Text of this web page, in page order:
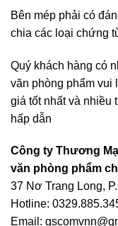
Bên mép phải có
chia các loại chứng
Quý khách hàng có
văn phòng phẩm vui
giá tốt nhất và nhiều
hấp dẫn
Công ty Thương
văn phòng phẩm
37 Nơ Trang Long,
Hotline:
Email: